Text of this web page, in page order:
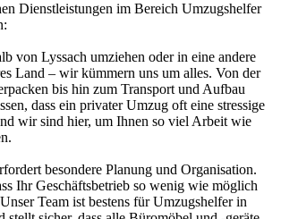
Dienstleistungen im Bereich Umzugshelfer
von Lyssach umziehen oder in eine andere
Land – wir kümmern uns um alles. Von der
bis hin zum Transport und Aufbau
dass ein privater Umzug oft eine stressige
wir sind hier, um Ihnen so viel Arbeit wie
besondere Planung und Organisation.
Ihr Geschäftsbetrieb so wenig wie möglich
Team ist bestens für Umzugshelfer in